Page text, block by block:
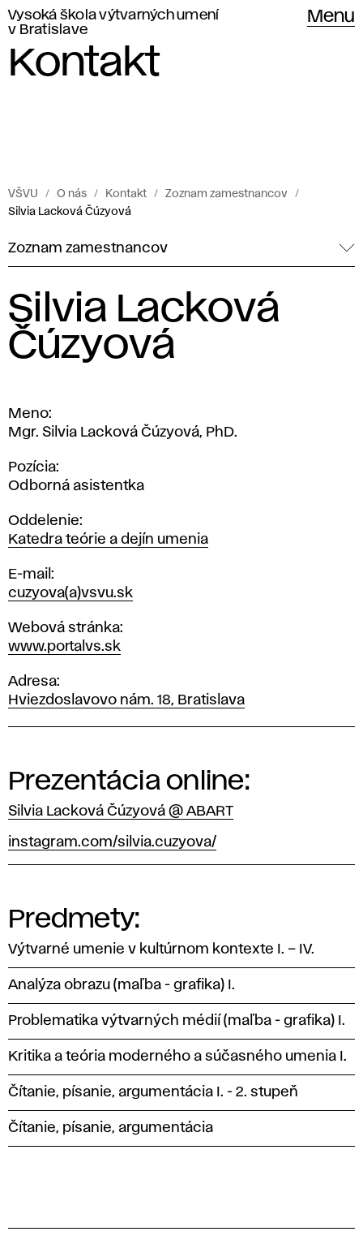
Vysoká škola výtvarných umení
v Bratislave
Menu
Kontakt
VŠVU O nás Kontakt
Zoznam zamestnancov
Silvia Lacková Čúzyová
Zoznam zamestnancov
Silvia Lacková
Čúzyová
Meno
Mgr. Silvia Lacková Čúzyová, PhD.
Pozícia
Odborná asistentka
Oddelenie
Katedra teórie a dejín umenia
E-mail
cuzyova(a)vsvu.sk
Webová stránka
www.portalvs.sk
Adresa
Hviezdoslavovo nám. 18, Bratislava
Prezentácia online:
Silvia Lacková Čúzyová @ ABART
instagram.com/silvia.cuzyova/
Predmety:
Výtvarné umenie v kultúrnom kontexte I. – IV.
Analýza obrazu (maľba - grafika) I.
Problematika výtvarných médií (maľba - grafika) I.
Kritika a teória moderného a súčasného umenia I.
Čítanie, písanie, argumentácia I. - 2. stupeň
Čítanie, písanie, argumentácia